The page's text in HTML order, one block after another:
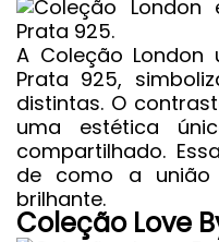
A Coleção
Prata 925,
distintas. O
uma estética
compartilhado.
de como a
brilhante.
Coleção Love